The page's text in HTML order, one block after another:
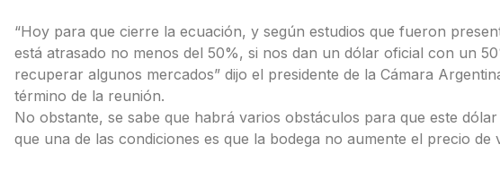
“Hoy para que cierre la ecuación, y según estudios que fueron
está atrasado no menos del 50%, si nos dan un dólar oficial con un
recuperar algunos mercados” dijo el presidente de la Cámara
término de la reunión.
No obstante, se sabe que habrá varios obstáculos para que este
que una de las condiciones es que la bodega no aumente el precio